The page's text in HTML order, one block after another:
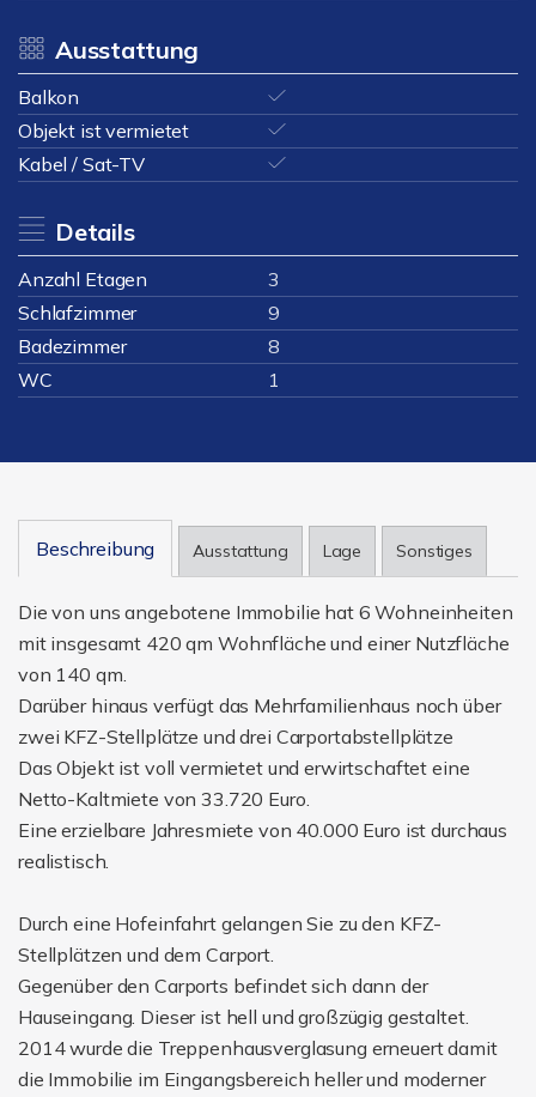
Ausstattung
Balkon
Objekt ist vermietet
Kabel / Sat-TV
Details
Anzahl Etagen
3
Schlafzimmer
9
Badezimmer
8
WC
1
Beschreibung Ausstattung Lage Sonstiges
Die von uns angebotene Immobilie hat 6 Wohneinheiten
mit insgesamt 420 qm Wohnfläche und einer Nutzfläche
von 140 qm.
Darüber hinaus verfügt das Mehrfamilienhaus noch über
zwei KFZ-Stellplätze und drei Carportabstellplätze
Das Objekt ist voll vermietet und erwirtschaftet eine
Netto-Kaltmiete von 33.720 Euro.
Eine erzielbare Jahresmiete von 40.000 Euro ist durchaus
realistisch.
Durch eine Hofeinfahrt gelangen Sie zu den KFZ-
Stellplätzen und dem Carport.
Gegenüber den Carports befindet sich dann der
Hauseingang. Dieser ist hell und großzügig gestaltet.
2014 wurde die Treppenhausverglasung erneuert damit
die Immobilie im Eingangsbereich heller und moderner